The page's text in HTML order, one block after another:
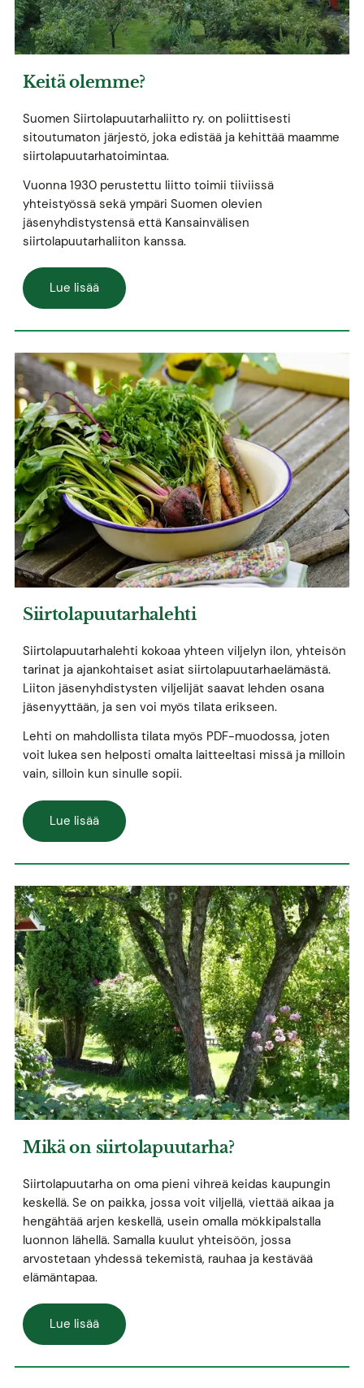
Keitä olemme?
Suomen Siirtolapuutarhaliitto ry. on poliittisesti
sitoutumaton järjestö, joka edistää ja kehittää maamme
siirtolapuutarhatoimintaa.
Vuonna 1930 perustettu liitto toimii tiiviissä
yhteistyössä sekä ympäri Suomen olevien
jäsenyhdistystensä että Kansainvälisen
siirtolapuutarhaliiton kanssa.
Lue lisää
Siirtolapuutarhalehti
Siirtolapuutarhalehti kokoaa yhteen viljelyn ilon, yhteisön
tarinat ja ajankohtaiset asiat siirtolapuutarhaelämästä.
Liiton jäsenyhdistysten viljelijät saavat lehden osana
jäsenyyttään, ja sen voi myös tilata erikseen.
Lehti on mahdollista tilata myös PDF-muodossa, joten
voit lukea sen helposti omalta laitteeltasi missä ja milloin
vain, silloin kun sinulle sopii.
Lue lisää
Mikä on siirtolapuutarha?
Siirtolapuutarha on oma pieni vihreä keidas kaupungin
keskellä. Se on paikka, jossa voit viljellä, viettää aikaa ja
hengähtää arjen keskellä, usein omalla mökkipalstalla
luonnon lähellä. Samalla kuulut yhteisöön, jossa
arvostetaan yhdessä tekemistä, rauhaa ja kestävää
elämäntapaa.
Lue lisää